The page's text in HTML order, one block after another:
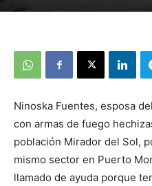
Ninoska Fuentes, esposa
con armas de fuego
población Mirador del Sol,
mismo sector en Puerto
llamado de ayuda porque